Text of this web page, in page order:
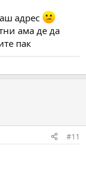
адрес
ама де да
пак
#11